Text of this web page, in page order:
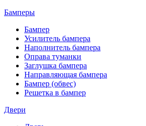
Бамперы
Бампер
Усилитель бампера
Наполнитель бампера
Оправа туманки
Заглушка бампера
Направляющая бампера
Бампер (обвес)
Решетка в бампер
Двери